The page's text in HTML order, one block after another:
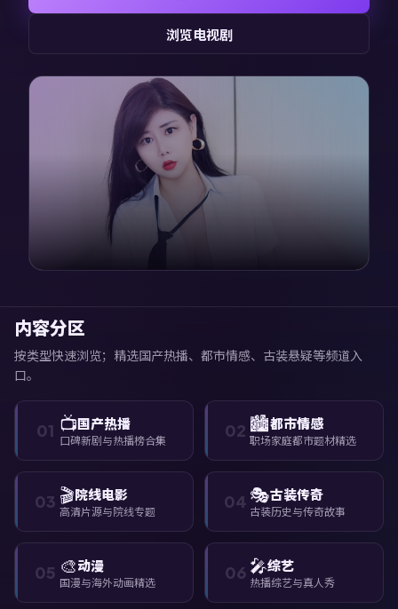
浏览电视剧
内容分区
按类型快速浏览；精选国产热播、都市情感、古装悬疑等频道入
口。
01 📺国产热播
口碑新剧与热播榜合集 02 🏙️都市情感
职场家庭都市题材精选
03 🎬院线电影
高清片源与院线专题 04 🎭古装传奇
古装历史与传奇故事
05 🎨动漫
国漫与海外动画精选 06 🎤综艺
热播综艺与真人秀